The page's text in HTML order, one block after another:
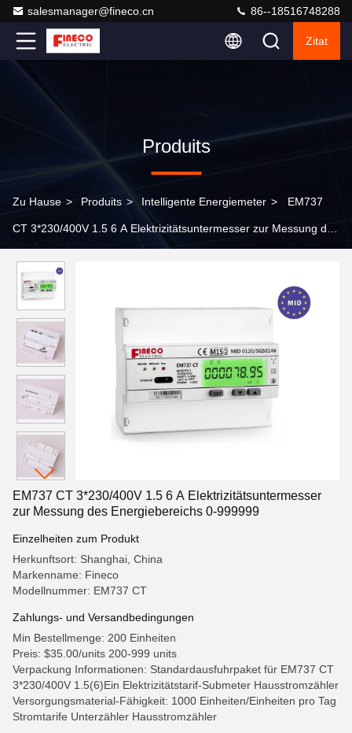
salesmanager@fineco.cn 86--18516748288
Zitat
Produits
Zu Hause > Produits > Intelligente Energiemeter > EM737
CT 3*230/400V 1.5 6 A Elektrizitätsuntermesser zur Messung des
EM737 CT 3*230/400V 1.5 6 A Elektrizitätsuntermesser
zur Messung des Energiebereichs 0-999999
Einzelheiten zum Produkt
Herkunftsort: Shanghai, China
Markenname: Fineco
Modellnummer: EM737 CT
Zahlungs- und Versandbedingungen
Min Bestellmenge: 200 Einheiten
Preis: $35.00/units 200-999 units
Verpackung Informationen: Standardausfuhrpaket für EM737 CT
3*230/400V 1.5(6)Ein Elektrizitätstarif-Submeter Hausstromzähler
Versorgungsmaterial-Fähigkeit: 1000 Einheiten/Einheiten pro Tag
Stromtarife Unterzähler Hausstromzähler